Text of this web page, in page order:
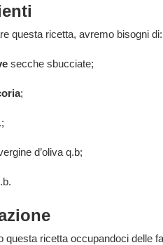
questa ricetta, avremo bisogni di:
secche sbucciate;
;
d’oliva q.b;
questa ricetta occupandoci delle